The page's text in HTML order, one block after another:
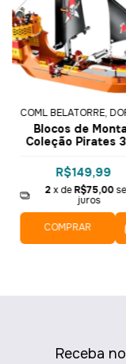
COML BELATORRE,
Blocos de
Coleção Pirates
Dorémi
R$149,99
2x deR$75,00
juros
COMPRAR
Receba